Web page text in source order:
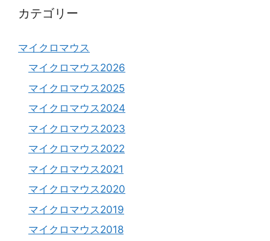
カテゴリー
マイクロマウス
マイクロマウス2026
マイクロマウス2025
マイクロマウス2024
マイクロマウス2023
マイクロマウス2022
マイクロマウス2021
マイクロマウス2020
マイクロマウス2019
マイクロマウス2018